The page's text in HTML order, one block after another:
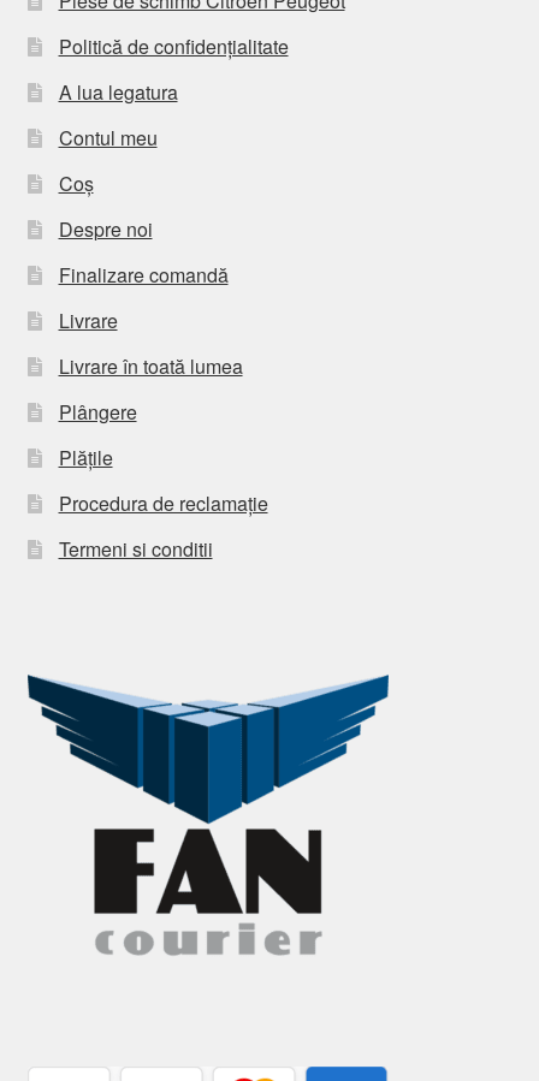
Politică de confidențialitate
A lua legatura
Contul meu
Coș
Despre noi
Finalizare comandă
Livrare
Livrare în toată lumea
Plângere
Plățile
Procedura de reclamație
Termeni si conditii